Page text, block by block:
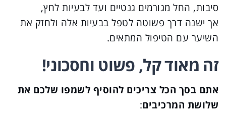
סיבות, החל מגורמים גנטיים ועד לבעיות לחץ,
אך ישנה דרך פשוטה לטפל בבעיות אלה ולחזק את
השיער עם הטיפול המתאים.
זה מאוד קל, פשוט וחסכוני!
אתם בסך הכל צריכים להוסיף לשמפו שלכם את
שלושת המרכיבים: